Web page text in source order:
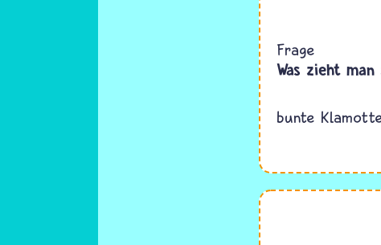
Frage
Was zieht man
bunte